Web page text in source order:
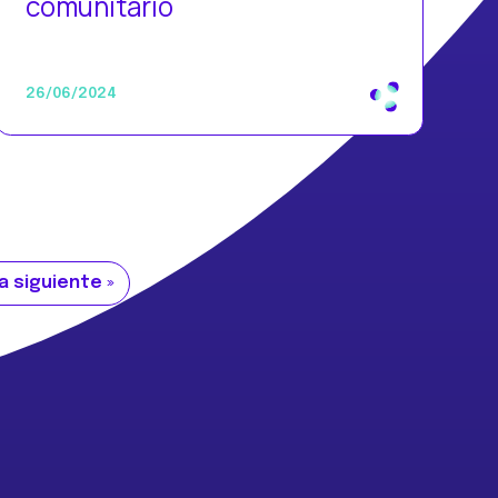
26/06/2024
siguiente »